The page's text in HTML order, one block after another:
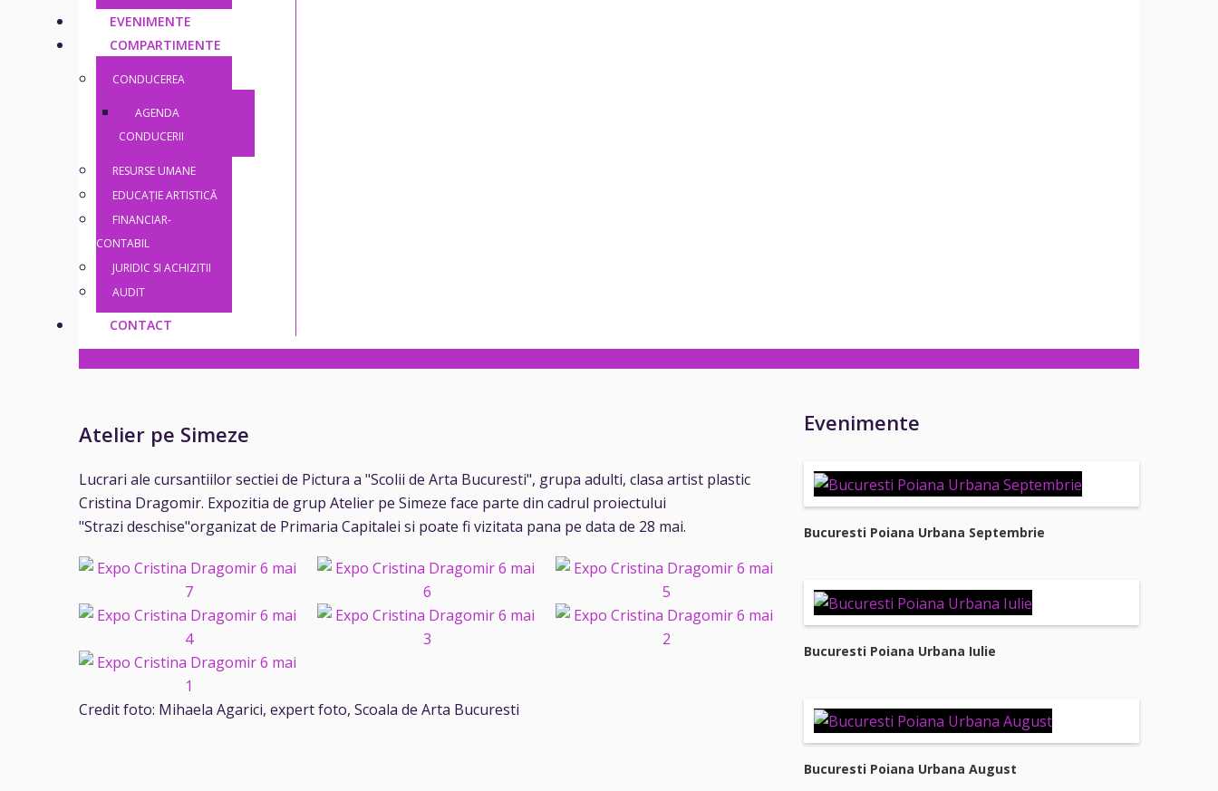
EVENIMENTE
COMPARTIMENTE
CONDUCEREA
AGENDA
CONDUCERII
RESURSE UMANE
EDUCAȚIE ARTISTICĂ
FINANCIAR-
CONTABIL
JURIDIC SI ACHIZITII
AUDIT
CONTACT
Atelier pe Simeze
Lucrari ale cursantiilorsectiei de Pictura a "Scolii de Arta Bucuresti", grupa adulti, clasa artist plastic
Cristina Dragomir. Expozitia de grup Atelier pe Simeze face parte din cadrul proiectului
"Strazi deschise"organizat de Primaria Capitalei si poate fi vizitata pana pe data de 28 mai.
Credit foto: Mihaela Agarici, expert foto, Scoala de Arta Bucuresti
Evenimente
Bucuresti Poiana Urbana Septembrie
Bucuresti Poiana Urbana Iulie
Bucuresti Poiana Urbana August